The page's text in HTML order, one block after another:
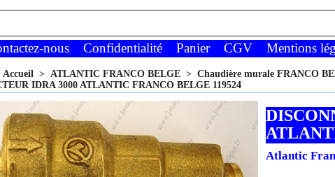
nous Confidentialité Panier CGV Mentions
Accueil > ATLANTIC FRANCO BELGE > Chaudière murale FRANCO
IDRA 3000 ATLANTIC FRANCO BELGE 119524
Atlantic